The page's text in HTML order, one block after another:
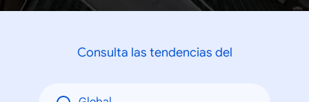
Consulta las tendencias del